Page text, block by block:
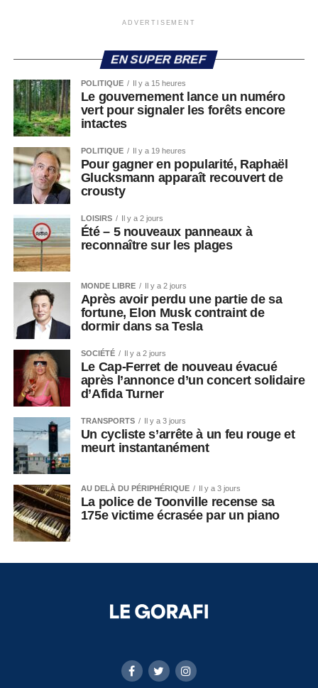
ADVERTISEMENT
EN SUPER BREF
POLITIQUE Il y a 15 heures
Le gouvernement lance un numéro
vert pour signaler les forêts encore
intactes
POLITIQUE Il y a 19 heures
Pour gagner en popularité, Raphaël
Glucksmann apparaît recouvert de
crousty
LOISIRS Il y a 2 jours
Été – 5 nouveaux panneaux à
reconnaître sur les plages
MONDE LIBRE Il y a 2 jours
Après avoir perdu une partie de sa
fortune, Elon Musk contraint de
dormir dans sa Tesla
SOCIÉTÉ Il y a 2 jours
Le Cap-Ferret de nouveau évacué
après l’annonce d’un concert solidaire
d’Afida Turner
TRANSPORTS Il y a 3 jours
Un cycliste s’arrête à un feu rouge et
meurt instantanément
AU DELÀ DU PÉRIPHÉRIQUE Il y a 3 jours
La police de Toonville recense sa
175e victime écrasée par un piano